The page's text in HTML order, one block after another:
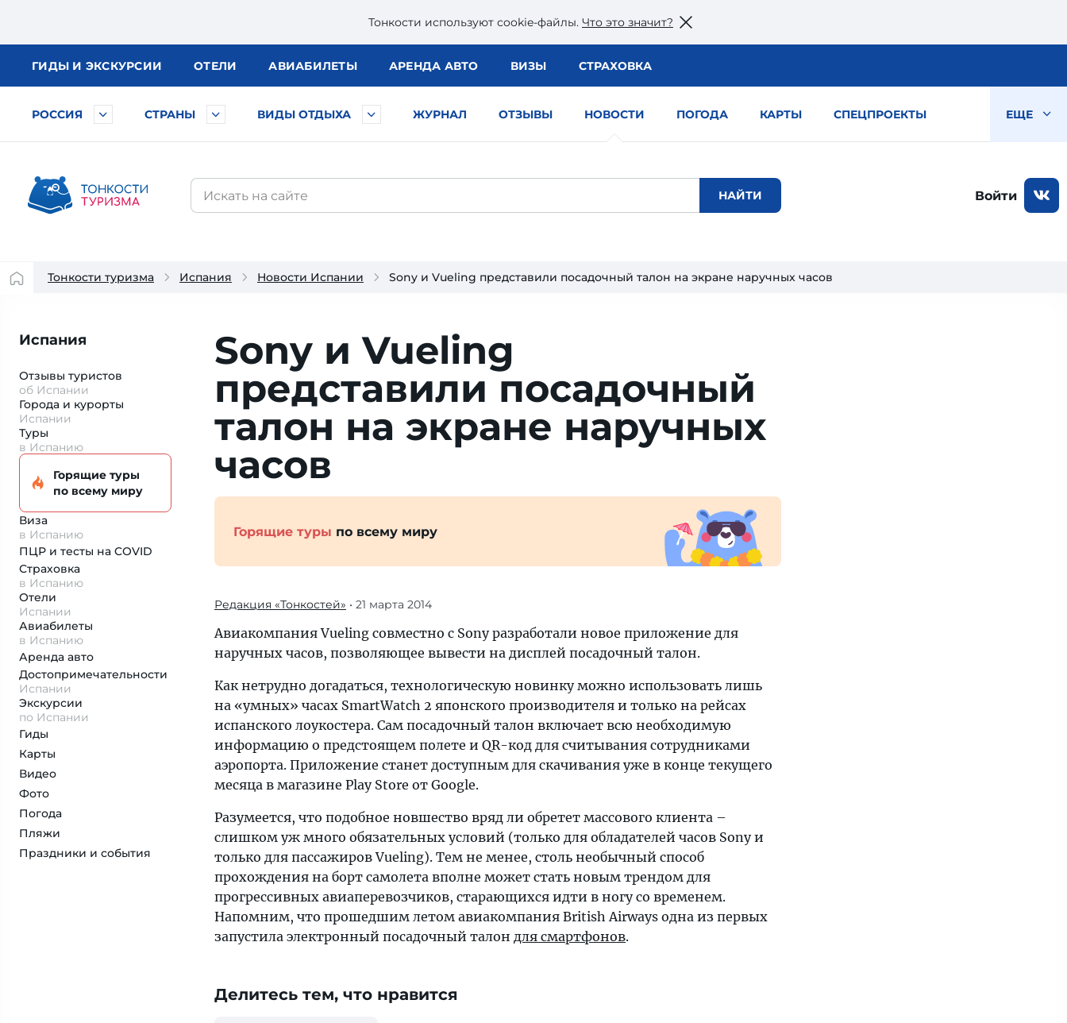
Тонкости используют сookie-файлы. Что это значит?
ГИДЫ И ЭКСКУРСИИ ОТЕЛИ АВИАБИЛЕТЫ АРЕНДА АВТО ВИЗЫ СТРАХОВКА
РОССИЯ СТРАНЫ ВИДЫ ОТДЫХА ЖУРНАЛ ОТЗЫВЫ НОВОСТИ ПОГОДА КАРТЫ СПЕЦПРОЕКТЫ ЕЩЕ
Войти
Тонкости туризма Испания Новости Испании Sony и Vueling представили посадочный талон на экране наручных часов
Испания
Отзывы туристов
об Испании
Города и курорты
Испании
Туры
в Испанию
Горящие туры
по всему миру
Виза
в Испанию
ПЦР и тесты на COVID
Страховка
в Испанию
Отели
Испании
Авиабилеты
в Испанию
Аренда авто
Достопримеча­тельности
Испании
Экскурсии
по Испании
Гиды
Карты
Видео
Фото
Погода
Пляжи
Праздники и события
Sony и Vueling
представили посадочный
талон на экране наручных
часов
Горящие туры по всему миру
Редакция «Тонкостей» • 21 марта 2014
Авиакомпания Vueling совместно с Sony разработали новое приложение для
наручных часов, позволяющее вывести на дисплей посадочный талон.
Как нетрудно догадаться, технологическую новинку можно использовать лишь
на «умных» часах SmartWatch 2 японского производителя и только на рейсах
испанского лоукостера. Сам посадочный талон включает всю необходимую
информацию о предстоящем полете и QR-код для считывания сотрудниками
аэропорта. Приложение станет доступным для скачивания уже в конце текущего
месяца в магазине Play Store от Google.
Разумеется, что подобное новшество вряд ли обретет массового клиента –
слишком уж много обязательных условий (только для обладателей часов Sony и
только для пассажиров Vueling). Тем не менее, столь необычный способ
прохождения на борт самолета вполне может стать новым трендом для
прогрессивных авиаперевозчиков, старающихся идти в ногу со временем.
Напомним, что прошедшим летом авиакомпания British Airways одна из первых
запустила электронный посадочный талон для смартфонов.
Делитесь тем, что нравится